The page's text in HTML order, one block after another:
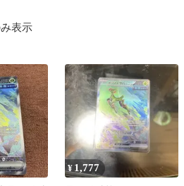
表示
¥ 1,777